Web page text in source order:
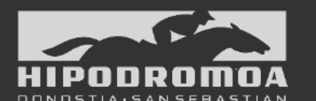
02/08 17:30 Abuztuaren 2a / 2 de
Abuztuaren 9a / 9 de
12/08 12:24 Abuztaren 12a / 12 de